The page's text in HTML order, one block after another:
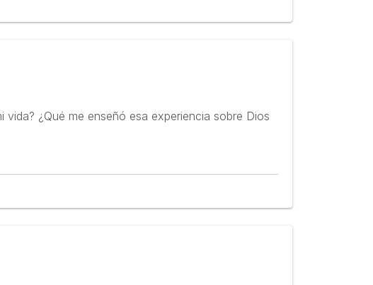
¿Qué me enseñó esa experiencia sobre Dios